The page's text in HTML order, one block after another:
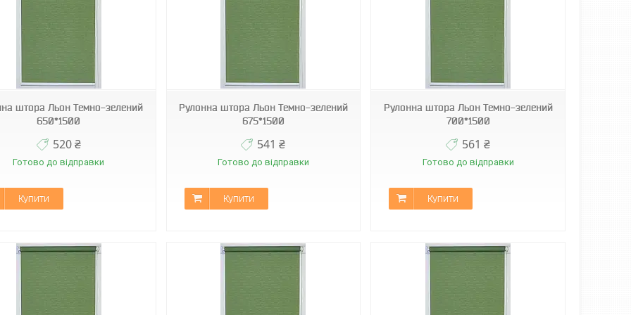
штора Льон Темно-зелений
650*1500
520 ₴
Готово до відправки
Купити
Рулонна штора Льон Темно-зелений
675*1500
541 ₴
Готово до відправки
Купити
Рулонна штора Льон Темно-зелений
700*1500
561 ₴
Готово до відправки
Купити